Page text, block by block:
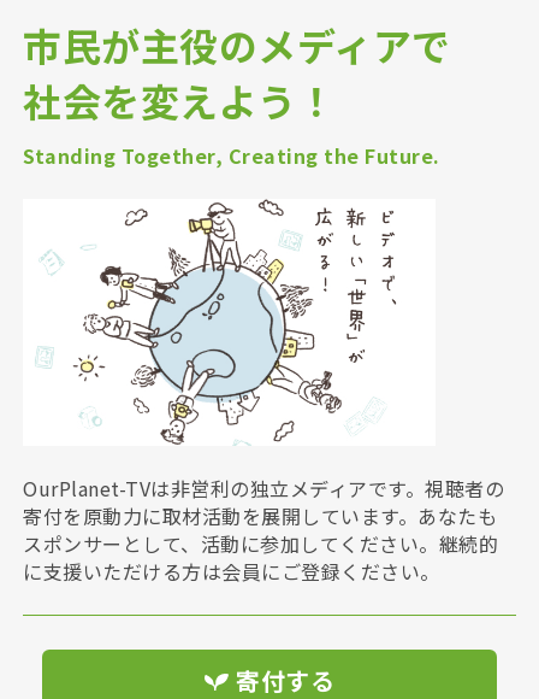
市民が主役のメディアで
社会を変えよう！
Standing Together, Creating the Future.
OurPlanet-TVは非営利の独立メディアです。視聴者の
寄付を原動力に取材活動を展開しています。あなたも
スポンサーとして、活動に参加してください。継続的
に支援いただける方は会員にご登録ください。
寄付する